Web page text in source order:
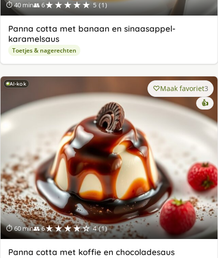
⏱ 40 min👥 6★★★★★ 5 (1)
Panna cotta met banaan en sinaasappel-
karamelsaus
Toetjes & nagerechten
AI-kok
⏱ 60 min👥 6★★★★☆ 4 (1)
Maak favoriet3
👍
Panna cotta met koffie en chocoladesaus